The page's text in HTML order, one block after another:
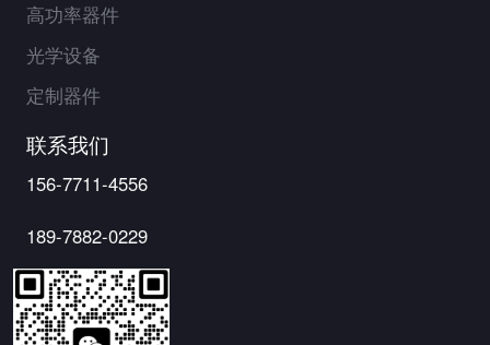
高功率器件
光学设备
定制器件
联系我们
156-7711-4556
189-7882-0229